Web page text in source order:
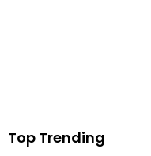
Top Trending